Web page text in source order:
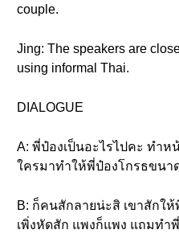
couple.
Jing: The speakers are
using informal Thai.
DIALOGUE
A: พี่ป๋องเป็นอะไรไปคะ ทำห
ใครมาทำให้พี่ป๋องโกรธขนา
B: ก็คนสักลายน่ะสิ เขาสักใ
เพิ่งหัดสัก แพงก็แพง แถมทำ